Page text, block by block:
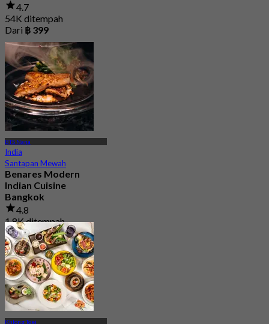
4.7
54K ditempah
Dari ฿ 399
BTS Nana
India
Santapan Mewah
Benares Modern
Indian Cuisine
Bangkok
4.8
1.8K ditempah
Dari฿ 881.25
Khlong Toei